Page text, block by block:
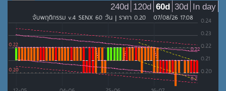
In day
30d
60d
120d
240d